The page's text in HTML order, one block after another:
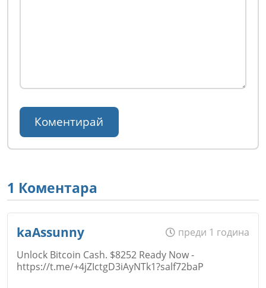
1 Коментара
kaAssunny
преди 1 година
Unlock Bitcoin Cash. $8252 Ready Now -
https://t.me/+4jZIctgD3iAyNTk1?salf72baP